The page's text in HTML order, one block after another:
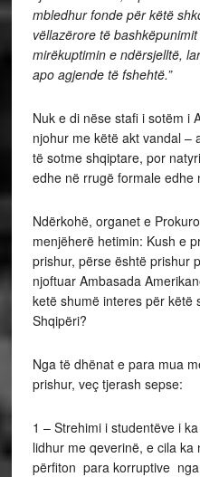
mbledhur fonde për këtë
vëllazërore të
mirëkuptimin e ndërsjelltë,
apo agjende të fshehtë.”
Nuk e di nëse stafi i sotëm i
njohur me këtë akt vandal –
të sotme shqiptare, por
edhe në rrugë formale edhe
Ndërkohë, organet e
menjëherë hetimin: Kush e
prishur, përse është prishur
njoftuar Ambasada
ketë shumë interes për këtë
Shqipëri?
Nga të dhënat e para mua
prishur, veç tjerash sepse:
1 – Strehimi i studentëve i
lidhur me qeverinë, e cila ka
përfiton para korruptive